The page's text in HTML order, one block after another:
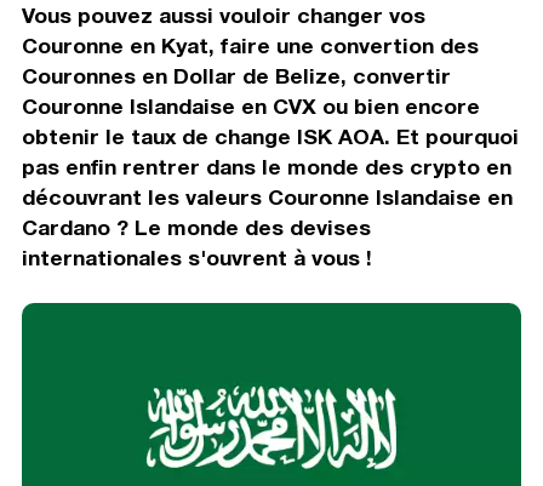
Vous pouvez aussi vouloir changer vos
Couronne en Kyat, faire une convertion des
Couronnes en Dollar de Belize, convertir
Couronne Islandaise en CVX ou bien encore
obtenir le taux de change ISK AOA. Et pourquoi
pas enfin rentrer dans le monde des crypto en
découvrant les valeurs Couronne Islandaise en
Cardano ? Le monde des devises
internationales s'ouvrent à vous !